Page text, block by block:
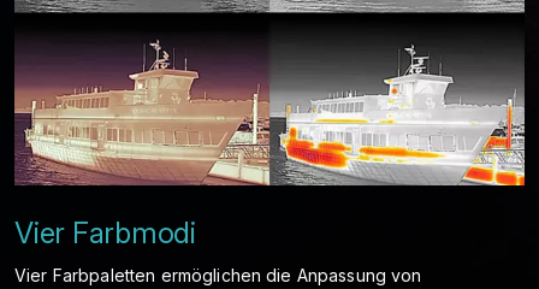
Vier Farbmodi
Vier Farbpaletten ermöglichen die Anpassung von